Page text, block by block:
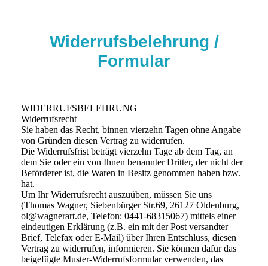
Widerrufsbelehrung /
Formular
WIDERRUFSBELEHRUNG
Widerrufsrecht
Sie haben das Recht, binnen vierzehn Tagen ohne Angabe
von Gründen diesen Vertrag zu widerrufen.
Die Widerrufsfrist beträgt vierzehn Tage ab dem Tag, an
dem Sie oder ein von Ihnen benannter Dritter, der nicht der
Beförderer ist, die Waren in Besitz genommen haben bzw.
hat.
Um Ihr Widerrufsrecht auszuüben, müssen Sie uns
(Thomas Wagner, Siebenbürger Str.69, 26127 Oldenburg,
ol@wagnerart.de, Telefon: 0441-68315067) mittels einer
eindeutigen Erklärung (z.B. ein mit der Post versandter
Brief, Telefax oder E-Mail) über Ihren Entschluss, diesen
Vertrag zu widerrufen, informieren. Sie können dafür das
beigefügte Muster-Widerrufsformular verwenden, das